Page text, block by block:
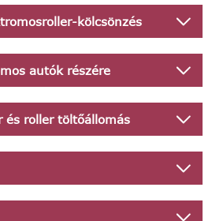
kölcsönzés
autók részére
és roller töltőállomás